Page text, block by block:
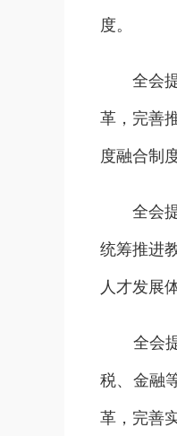
度。
全会提
革，完善
度融合制
全会提
统筹推进
人才发展
全会提
税、金融
革，完善